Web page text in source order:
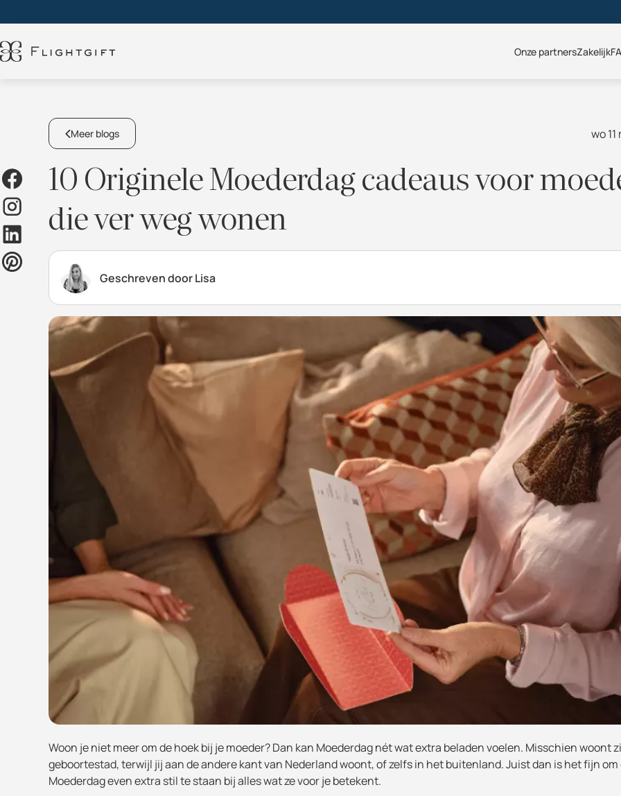
Onze partnersZakelijk
Meer blogs wo
10 Originele Moederdag cadeaus voor
die ver weg wonen
Geschreven door Lisa
Woon je niet meer om de hoek bij je moeder? Dan kan Moederdag nét wat extra beladen voelen. Misschien woont
geboortestad, terwijl jij aan de andere kant van Nederland woont, of zelfs in het buitenland. Juist dan is het fijn om
Moederdag even extra stil te staan bij alles wat ze voor je betekent.